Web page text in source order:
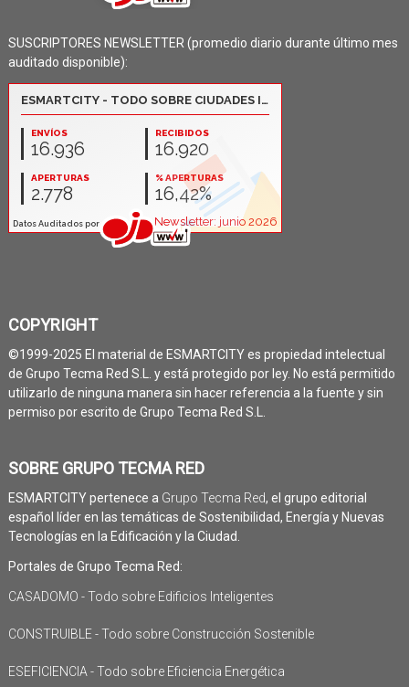
SUSCRIPTORES NEWSLETTER (promedio diario durante último mes
auditado disponible):
COPYRIGHT
©1999-2025 El material de ESMARTCITY es propiedad intelectual
de Grupo Tecma Red S.L. y está protegido por ley. No está permitido
utilizarlo de ninguna manera sin hacer referencia a la fuente y sin
permiso por escrito de Grupo Tecma Red S.L.
SOBRE GRUPO TECMA RED
ESMARTCITY pertenece a Grupo Tecma Red, el grupo editorial
español líder en las temáticas de Sostenibilidad, Energía y Nuevas
Tecnologías en la Edificación y la Ciudad.
Portales de Grupo Tecma Red:
CASADOMO - Todo sobre Edificios Inteligentes
CONSTRUIBLE - Todo sobre Construcción Sostenible
ESEFICIENCIA - Todo sobre Eficiencia Energética